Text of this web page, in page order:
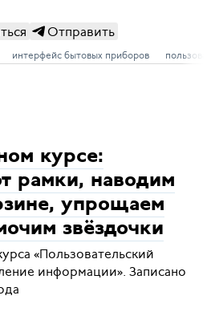
Отправить
интерфейс бытовых приборов
курсе:
рамки, наводим
упрощаем
звёздочки
«Пользовательский
информации». Записано